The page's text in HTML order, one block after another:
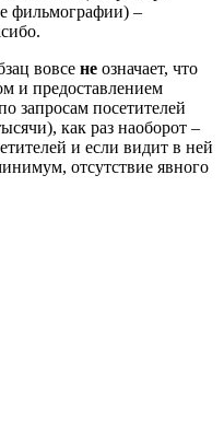
фильмографии) –
вовсе не означает, что
и предоставлением
запросам посетителей
как раз наоборот –
и если видит в ней
отсутствие явного